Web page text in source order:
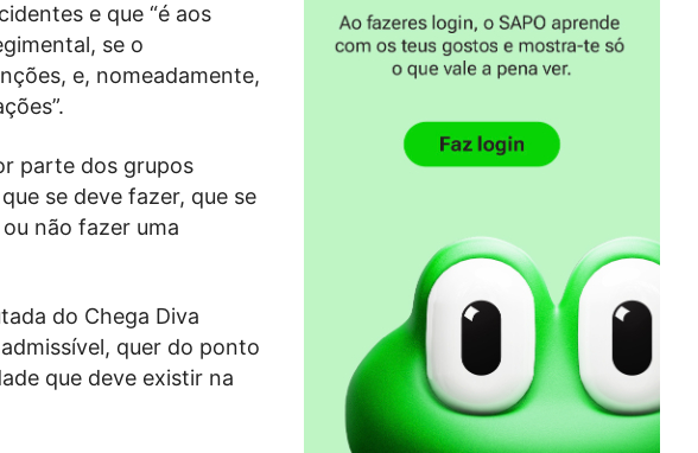
e que “é aos
se o
e, nomeadamente,
parte dos grupos
se deve fazer, que se
não fazer uma
do Chega Diva
quer do ponto
que deve existir na